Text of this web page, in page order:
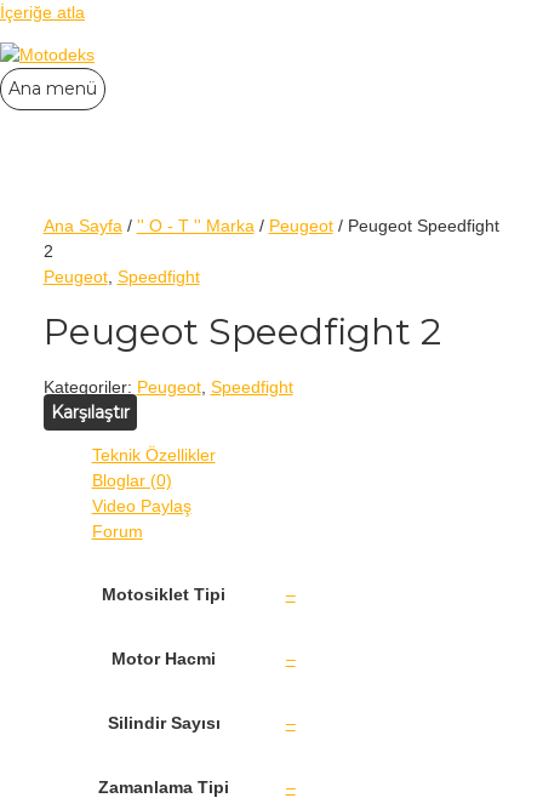
İçeriğe atla
Ana menü
Ana Sayfa / '' O - T '' Marka / Peugeot/ Peugeot Speedfight
2
Peugeot, Speedfight
Peugeot Speedfight 2
Kategoriler: Peugeot, Speedfight
Karşılaştır
Teknik Özellikler
Bloglar (0)
Video Paylaş
Forum
Motosiklet Tipi –
Motor Hacmi –
Silindir Sayısı –
Zamanlama Tipi –